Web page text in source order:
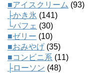
■アイスクリーム (93)
├かき氷 (141)
└パフェ (30)
■ゼリー (10)
■おみやげ (35)
■コンビニ系 (11)
├ローソン (48)